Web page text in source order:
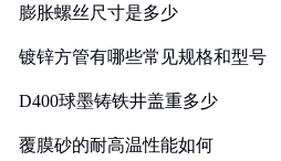
膨胀螺丝尺寸是多少
镀锌方管有哪些常见规格和型号
D400球墨铸铁井盖重多少
覆膜砂的耐高温性能如何